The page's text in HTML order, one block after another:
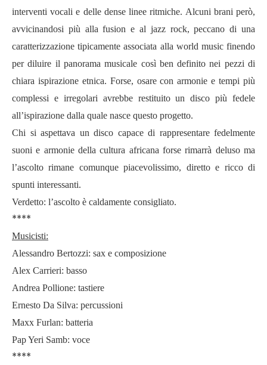
interventi vocali e delle dense linee ritmiche. Alcuni brani però,
avvicinandosi più alla fusion e al jazz rock, peccano di una
caratterizzazione tipicamente associata alla world music finendo
per diluire il panorama musicale così ben definito nei pezzi di
chiara ispirazione etnica. Forse, osare con armonie e tempi più
complessi e irregolari avrebbe restituito un disco più fedele
all’ispirazione dalla quale nasce questo progetto.
Chi si aspettava un disco capace di rappresentare fedelmente
suoni e armonie della cultura africana forse rimarrà deluso ma
l’ascolto rimane comunque piacevolissimo, diretto e ricco di
spunti interessanti.
Verdetto: l’ascolto è caldamente consigliato.
****
Musicisti:
Alessandro Bertozzi: sax e composizione
Alex Carrieri: basso
Andrea Pollione: tastiere
Ernesto Da Silva: percussioni
Maxx Furlan: batteria
Pap Yeri Samb: voce
****